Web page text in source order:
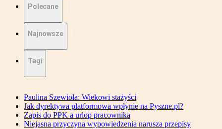
Polecane
Najnowsze
Tagi
Paulina Szewioła: Wiekowi stażyści
Jak dyrektywa platformowa wpłynie na Pyszne.pl?
Zapis do PPK a urlop pracownika
Niejasna przyczyna wypowiedzenia narusza przepisy